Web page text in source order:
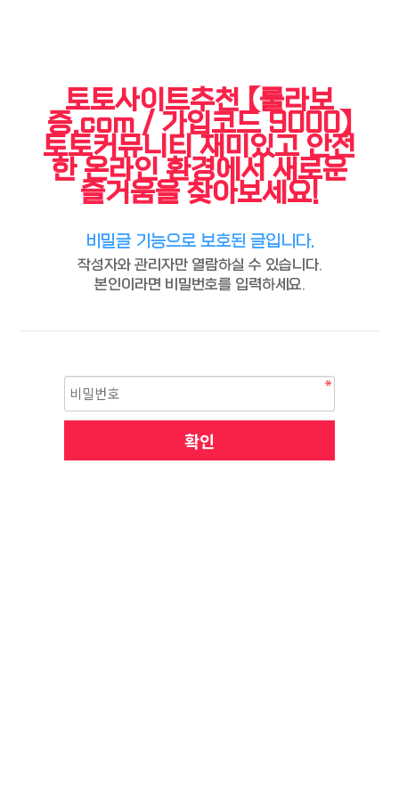
토토사이트추천 【룰라보
증.com / 가입코드 9000】
토토커뮤니티 재미있고 안전
한 온라인 환경에서 새로운
즐거움을 찾아보세요!
비밀글 기능으로 보호된 글입니다.
작성자와 관리자만 열람하실 수 있습니다.
본인이라면 비밀번호를 입력하세요.